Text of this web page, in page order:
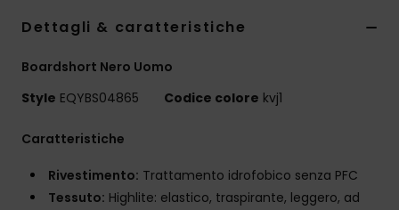
Dettagli & caratteristiche
Boardshort Nero Uomo
Style EQYBS04865 Codice colore kvj1
Caratteristiche
Rivestimento: Trattamento idrofobico senza PFC
Tessuto: Highlite: elastico, traspirante, leggero, ad